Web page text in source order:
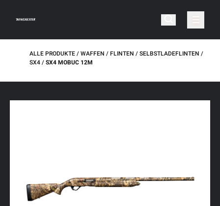
ALLE PRODUKTE WAFFEN FLINTEN
SELBSTLADEFLINTEN
SX4
SX4 MOBUC 12M